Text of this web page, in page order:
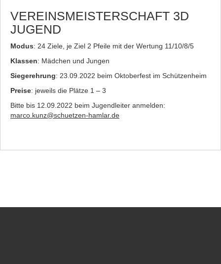
VEREINSMEISTERSCHAFT 3D
JUGEND
Modus: 24 Ziele, je Ziel 2 Pfeile mit der Wertung 11/10/8/5
Klassen: Mädchen und Jungen
Siegerehrung: 23.09.2022 beim Oktoberfest im Schützenheim
Preise: jeweils die Plätze 1 – 3
Bitte bis 12.09.2022 beim Jugendleiter anmelden:
marco.kunz@schuetzen-hamlar.de